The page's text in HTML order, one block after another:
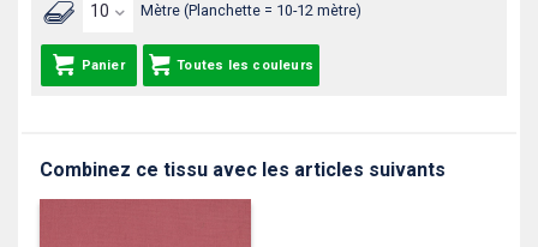
Mètre (Planchette = 10-12 mètre)
Panier Toutes les couleurs
Combinez ce tissu avec les articles suivants